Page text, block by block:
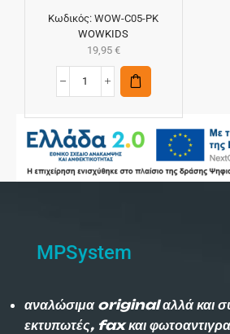
Κωδικός:WOW-C05-PK
WOWKIDS
19,95 €
MPSystem
αναλώσιμα original αλλά και
εκτυπωτές, fax και